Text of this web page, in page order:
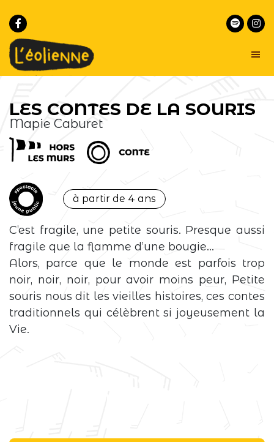
à
la
navigation
principale
au
contenu
principal
Marseille
commun
pour
la
musique
et
le
conte
de
Marseille
LES CONTES DE LA SOURIS
Mapie Caburet
à partir de 4 ans
C’est fragile, une petite souris. Presque aussi
fragile que la flamme d’une bougie…
Alors, parce que le monde est parfois trop
noir, noir, noir, pour avoir moins peur, Petite
souris nous dit les vieilles histoires, ces contes
traditionnels qui célèbrent si joyeusement la
Vie.